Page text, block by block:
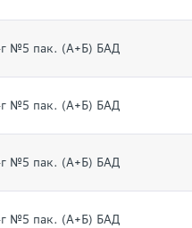
№5 пак. (А+Б) БАД
№5 пак. (А+Б) БАД
№5 пак. (А+Б) БАД
№5 пак. (А+Б) БАД